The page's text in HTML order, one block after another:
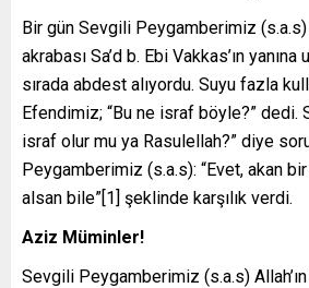
Bir gün Sevgili Peygamberimiz
akrabası Sa’d b. Ebi Vakkas’ın yanına
sırada abdest alıyordu. Suyu fazla
Efendimiz; “Bu ne israf böyle?” dedi.
israf olur mu ya Rasulellah?” diye
Peygamberimiz (s.a.s): “Evet, akan
alsan bile”[1] şeklinde karşılık verdi.
Aziz Müminler!
Sevgili Peygamberimiz (s.a.s)